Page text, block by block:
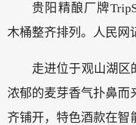
贵阳精酿厂牌
木桶整齐排列。人民网
走进位于观山湖区
浓郁的麦芽香气扑鼻而
齐铺开，特色酒款在智